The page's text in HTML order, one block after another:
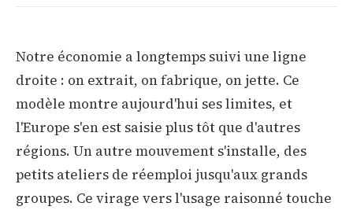
Notre économie a longtemps suivi une ligne
droite : on extrait, on fabrique, on jette. Ce
modèle montre aujourd'hui ses limites, et
l'Europe s'en est saisie plus tôt que d'autres
régions. Un autre mouvement s'installe, des
petits ateliers de réemploi jusqu'aux grands
groupes. Ce virage vers l'usage raisonné touche